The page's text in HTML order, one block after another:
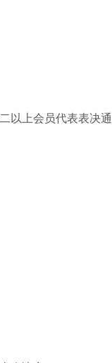
以上会员代表表决通